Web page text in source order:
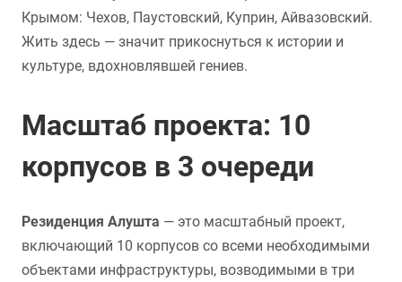
Крымом: Чехов, Паустовский, Куприн, Айвазовский.
Жить здесь — значит прикоснуться к истории и
культуре, вдохновлявшей гениев.
Масштаб проекта: 10
корпусов в 3 очереди
Резиденция Алушта — это масштабный проект,
включающий 10 корпусов со всеми необходимыми
объектами инфраструктуры, возводимыми в три